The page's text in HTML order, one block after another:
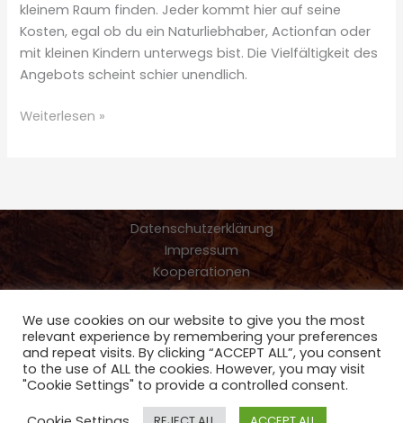
kleinem Raum finden. Jeder kommt hier auf seine
Kosten, egal ob du ein Naturliebhaber, Actionfan oder
mit kleinen Kindern unterwegs bist. Die Vielfältigkeit des
Angebots scheint schier unendlich.
Neuseeland
Welt
Weiterlesen »
Datenschutzerklärung
Impressum
Kooperationen
Copyright © 2026 Friedi muss mit Reiseblog - Reisetipps für
Familien- Paar- und Wohnmobilreisen
We use cookies on our website to give you the most
relevant experience by remembering your preferences
and repeat visits. By clicking “ACCEPT ALL”, you consent
to the use of ALL the cookies. However, you may visit
"Cookie Settings" to provide a controlled consent.